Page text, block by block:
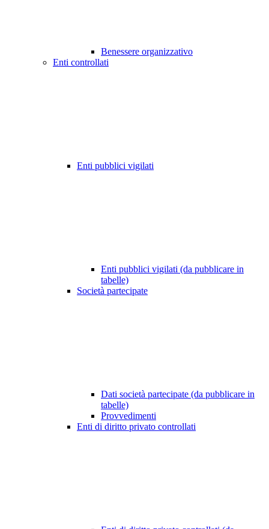
Benessere organizzativo
Enti controllati
Enti pubblici vigilati
Enti pubblici vigilati (da pubblicare in
tabelle)
Società partecipate
Dati società partecipate (da pubblicare in
tabelle)
Provvedimenti
Enti di diritto privato controllati